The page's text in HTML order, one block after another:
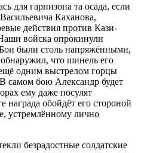
для гарнизона та осада, если
Каханова,
действия против Кази-
войска опрокинули
были столь напряжёнными,
что шинель его
одним выстрелом горцы
самом бою Александр будет
ему даже посулят
награда обойдёт его стороной
устремлённому лично
безрадостные солдатские